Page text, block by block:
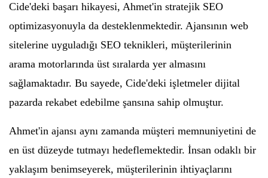
Cide'deki başarı hikayesi, Ahmet'in stratejik SEO
optimizasyonuyla da desteklenmektedir. Ajansının web
sitelerine uyguladığı SEO teknikleri, müşterilerinin
arama motorlarında üst sıralarda yer almasını
sağlamaktadır. Bu sayede, Cide'deki işletmeler dijital
pazarda rekabet edebilme şansına sahip olmuştur.
Ahmet'in ajansı aynı zamanda müşteri memnuniyetini de
en üst düzeyde tutmayı hedeflemektedir. İnsan odaklı bir
yaklaşım benimseyerek, müşterilerinin ihtiyaçlarını